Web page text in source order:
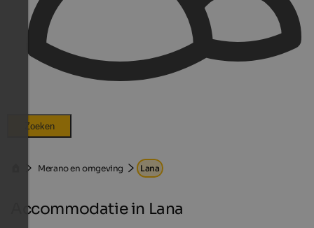
Zoeken
Merano en omgeving Lana
Accommodatie in Lana